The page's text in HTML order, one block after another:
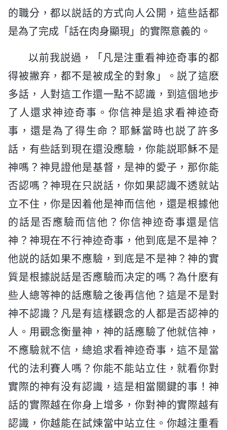
的職分，都以説話的方式向人公開，這些話都
是為了完成「話在肉身顯現」的實際意義的。
以前我説過，「凡是注重看神迹奇事的都
得被撇弃，都不是被成全的對象」。説了這麽
多話，人對這工作還一點不認識，到這個地步
了人還求神迹奇事。你信神是追求看神迹奇
事，還是為了得生命？耶穌當時也説了許多
話，有些話到現在還没應驗，你能説耶穌不是
神嗎？神見證他是基督，是神的愛子，那你能
否認嗎？神現在只説話，你如果認識不透就站
立不住，你是因着他是神而信他，還是根據他
的話是否應驗而信他？你信神迹奇事還是信
神？神現在不行神迹奇事，他到底是不是神？
他説的話如果不應驗，到底是不是神？神的實
質是根據説話是否應驗而决定的嗎？為什麽有
些人總等神的話應驗之後再信他？這是不是對
神不認識？凡是有這樣觀念的人都是否認神的
人。用觀念衡量神，神的話應驗了他就信神，
不應驗就不信，總追求看神迹奇事，這不是當
代的法利賽人嗎？你能不能站立住，就看你對
實際的神有没有認識，這是相當關鍵的事！神
話的實際越在你身上增多，你對神的實際越有
認識，你越能在試煉當中站立住。你越注重看